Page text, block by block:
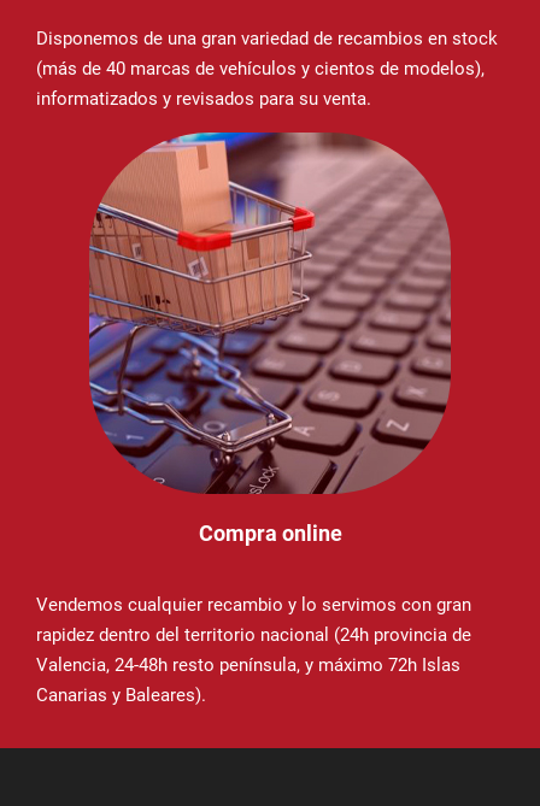
Disponemos de una gran variedad de recambios en stock
(más de 40 marcas de vehículos y cientos de modelos),
informatizados y revisados para su venta.
Compra online
Vendemos cualquier recambio y lo servimos con gran
rapidez dentro del territorio nacional (24h provincia de
Valencia, 24-48h resto península, y máximo 72h Islas
Canarias y Baleares).